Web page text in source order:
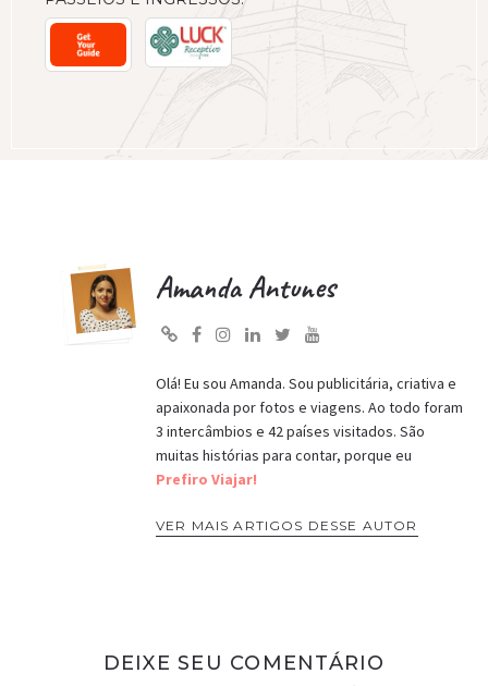
Amanda Antunes
Olá! Eu sou Amanda. Sou publicitária, criativa e
apaixonada por fotos e viagens. Ao todo foram
3 intercâmbios e 42 países visitados. São
muitas histórias para contar, porque eu
Prefiro Viajar!
VER MAIS ARTIGOS DESSE AUTOR
DEIXE SEU COMENTÁRIO